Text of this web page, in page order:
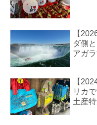
【
ダ側
アガ
【
リカ
土産